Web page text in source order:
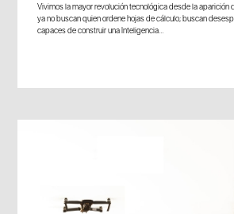
Vivimos la mayor revolución tecnológica desde la aparición
ya no buscan quien ordene hojas de cálculo; buscan
capaces de construir una Inteligencia...